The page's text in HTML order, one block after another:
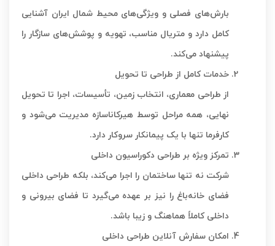
بارش‌های فصلی و ویژگی‌های محیط شمال ایران آشنایی
کامل دارد و متریال مناسب، تهویه و پوشش‌های سازگار را
پیشنهاد می‌کند.
خدمات کامل از طراحی تا تحویل
از طراحی معماری، انتخاب زمین، تأسیسات، اجرا تا تحویل
نهایی، همه مراحل توسط هیرکاناسازه مدیریت می‌شود و
کارفرما تنها با یک پیمانکار سروکار دارد.
تمرکز ویژه بر طراحی دکوراسیون داخلی
شرکت نه تنها ساختمان را اجرا می‌کند، بلکه طراحی داخلی
فضای خانه‌باغ را نیز بر عهده می‌گیرد تا فضای بیرونی و
داخلی کاملاً هماهنگ و زیبا باشد.
امکان سفارش آنلاین طراحی داخلی